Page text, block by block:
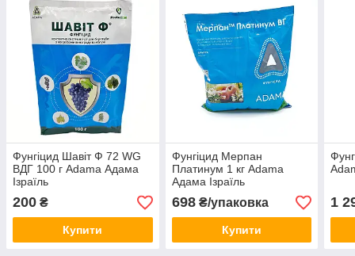
Фунгіцид Шавіт Ф 72 WG
ВДГ 100 г Adama Адама
Ізраїль
200 ₴
Купити
Фунгіцид Мерпан
Платинум 1 кг Adama
Адама Ізраїль
698₴/упаковка
Купити
1